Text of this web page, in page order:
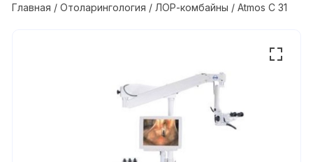
Главная /Отоларингология / ЛОР-комбайны / Atmos C 31